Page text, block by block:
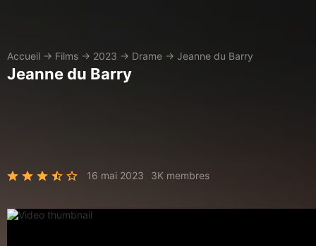
Accueil → Films → 2023 → Drame → Jeanne du Barry
Jeanne du Barry
16 mai 2023 3K membres